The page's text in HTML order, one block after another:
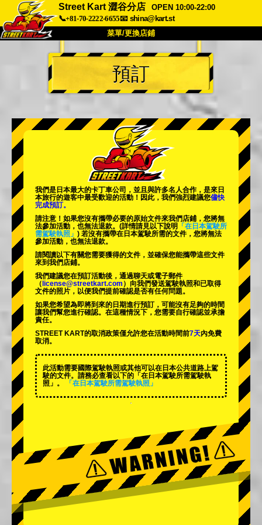
Street Kart 澀谷分店
OPEN 10:00-22:00
📞+81-70-2222-6655📧 shina@kart.st
菜單/更換店鋪
首頁
關於 規格 價格
公司 預訂
更換店鋪
東京 秋葉原 #2
東京 澀谷附店 東京灣
東京 淺草 大阪
沖繩
預訂
我們是日本最大的卡丁車公司，並且與許多名人合作，是來日
本旅行的遊客中最受歡迎的活動 ！因此，我們強烈建議您儘快
完成預訂。
請注意！如果您沒有攜帶必要的原始文件來我們店鋪，您將無
法參加活動，也無法退款。 (詳情請見以下說明
「在日本駕駛所
需駕駛執照」 ) 若沒有攜帶在日本駕駛所需的文件，您將無法
參加活動，也無法退款。
請閱讀以下有關您需要獲得的文件，並確保您能攜帶這些文件
來到我們店鋪。
我們建議您在預訂活動後，通過聊天或電子郵件
（ license@streetkart.com ）向我們發送駕駛執照和已取得
文件的照片，以便我們提前確認是否有任何問題。
如果您希望為即將到來的日期進行預訂，可能沒有足夠的時間
讓我們幫您進行確認。在這種情況下，您需要自行確認並承擔
責任。
STREET KART的取消政策僅允許您在活動時間前7天內免費
取消。
此活動需要國際駕駛執照或其他可以在日本公共道路上駕
駛的文件。請務必查看以下的「在日本駕駛所需駕駛執
照」。
「在日本駕駛所需駕駛執照」